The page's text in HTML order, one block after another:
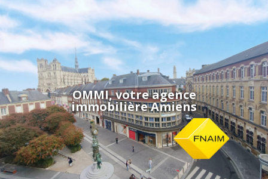
OMMI, votre agence
immobilière Amiens